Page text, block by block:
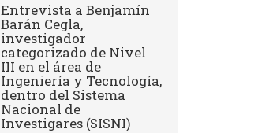
Entrevista a Benjamín
Barán Cegla,
investigador
categorizado de Nivel
III en el área de
Ingeniería y Tecnología,
dentro del Sistema
Nacional de
Investigares (SISNI)